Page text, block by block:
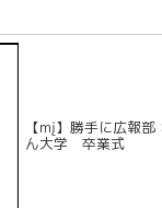
【mį】勝手に広報
ん大学 卒業式